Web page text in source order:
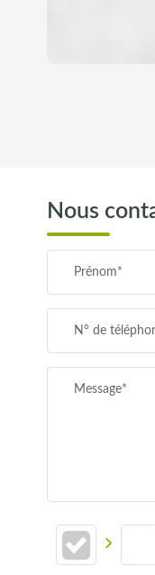
TAXE FONCIÈRE
RESTAURANTS ET
Nous
Prénom*
N° de
Message*